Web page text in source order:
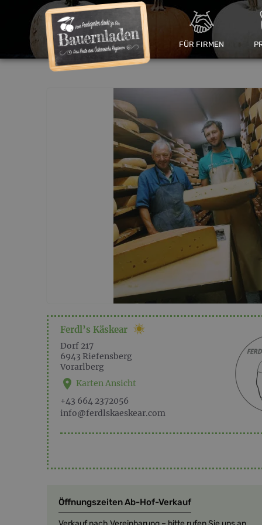
FÜR FIRMEN
Ferdl’s Käskear
Dorf 217
6943 Riefensberg
Vorarlberg
Karten Ansicht
+43 664 2372056
info@ferdlskaeskear.com
Öffnungszeiten Ab-Hof-Verkauf